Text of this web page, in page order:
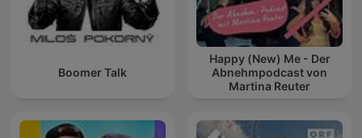
Boomer Talk
Happy (New) Me - Der
Abnehmpodcast von
Martina Reuter